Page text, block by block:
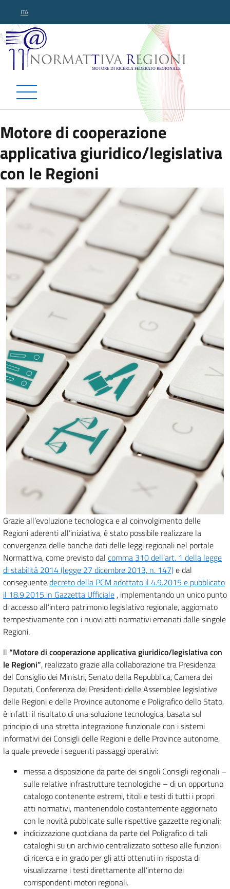
ITA
Normattiva Regioni -
Motore di cooperazione
applicativa giuridico/legislativa
con le Regioni
Grazie all’evoluzione tecnologica e al coinvolgimento delle
Regioni aderenti all’iniziativa, è stato possibile realizzare la
convergenza delle banche dati delle leggi regionali nel portale
Normattiva, come previsto dal comma 310 dell’art. 1 della legge
di stabilità 2014 (legge 27 dicembre 2013, n. 147)e dal
conseguentedecreto della PCM adottato il 4.9.2015 e pubblicato
il 18.9.2015 in Gazzetta Ufficiale , implementando un unico punto
di accesso all’intero patrimonio legislativo regionale, aggiornato
tempestivamente con i nuovi atti normativi emanati dalle singole
Regioni.
Il “Motore di cooperazione applicativa giuridico/legislativa con
le Regioni”, realizzato grazie alla collaborazione tra Presidenza
del Consiglio dei Ministri, Senato della Repubblica, Camera dei
Deputati, Conferenza dei Presidenti delle Assemblee legislative
delle Regioni e delle Province autonome e Poligrafico dello Stato,
è infatti il risultato di una soluzione tecnologica, basata sul
principio di una stretta integrazione funzionale con i sistemi
informativi dei Consigli delle Regioni e delle Province autonome,
la quale prevede i seguenti passaggi operativi:
messa a disposizione da parte dei singoli Consigli regionali –
sulle relative infrastrutture tecnologiche – di un opportuno
catalogo contenente estremi, titoli e testi di tutti i propri
atti normativi, mantenendolo costantemente aggiornato
con le novità pubblicate sulle rispettive gazzette regionali;
indicizzazione quotidiana da parte del Poligrafico di tali
cataloghi su un archivio centralizzato sotteso alle funzioni
di ricerca e in grado per gli atti ottenuti in risposta di
visualizzarne i testi direttamente all’interno dei
corrispondenti motori regionali.